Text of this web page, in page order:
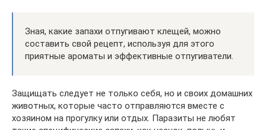
Зная, какие запахи отпугивают клещей, можно
составить свой рецепт, используя для этого
приятные ароматы и эффективные отпугиватели.
Защищать следует не только себя, но и своих домашних
животных, которые часто отправляются вместе с
хозяином на прогулку или отдых. Паразиты не любят